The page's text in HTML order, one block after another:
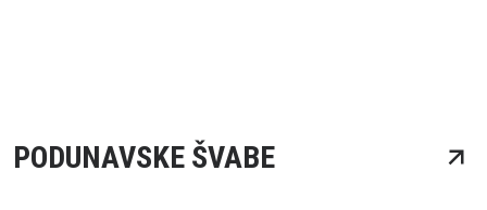
PODUNAVSKE ŠVABE